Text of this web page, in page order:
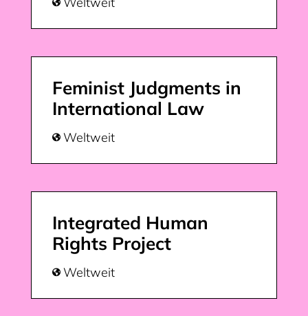

Feminist Judgments in
International Law
 Weltweit
Integrated Human
Rights Project
 Weltweit